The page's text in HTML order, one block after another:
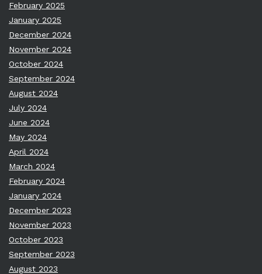
February 2025
January 2025
December 2024
November 2024
October 2024
September 2024
August 2024
July 2024
June 2024
May 2024
April 2024
March 2024
February 2024
January 2024
December 2023
November 2023
October 2023
September 2023
August 2023